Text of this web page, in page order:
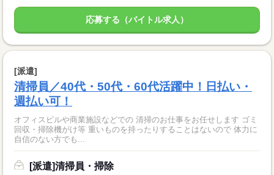
応募する（バイトル求人）
[派遣]
清掃員／40代・50代・60代活躍中！日払い・
週払い可！
オフィスビルや商業施設などでの 清掃のお仕事をお任せします ゴミ
回収・掃除機がけ等 重いものを持ったりすることはないので 体力に
自信のない方でも...
[派遣]清掃員・掃除